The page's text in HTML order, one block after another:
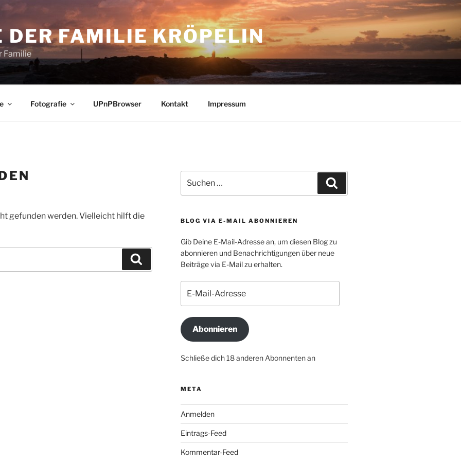
DER FAMILIE KRÖPELIN
Familie
Fotografie UPnPBrowser Kontakt Impressum
gefunden werden. Vielleicht hilft die
nach:
BLOG VIA E-MAIL ABONNIEREN
Gib Deine E-Mail-Adresse an, um diesen Blog zu
abonnieren und Benachrichtigungen über neue
Beiträge via E-Mail zu erhalten.
Mail-
Adresse
Abonnieren
Schließe dich 18 anderen Abonnenten an
META
Anmelden
Eintrags-Feed
Kommentar-Feed